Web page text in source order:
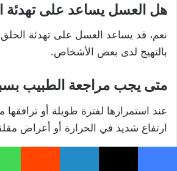
هل العسل يساعد على تهدئة
نعم، قد يساعد العسل على تهدئة
بالتهيج لدى بعض الأشخاص.
متى يجب مراجعة الطبيب
عند استمرارها لفترة طويلة أو
ارتفاع شديد في الحرارة أو أعراض